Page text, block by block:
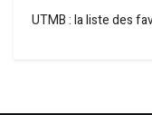
UTMB : la liste des